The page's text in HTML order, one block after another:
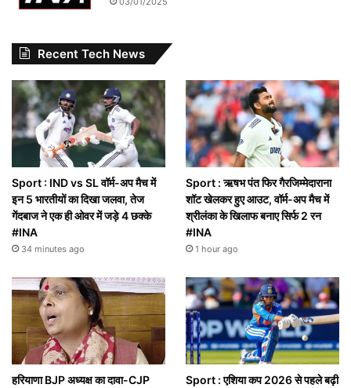
Recent Tech News
Sport : IND vs SL वॉर्म-अप मैच में
इन 5 भारतीयों का दिखा जलवा, तेज
गेंदबाज ने एक ही ओवर में जड़े 4 छक्के
#INA
34 minutes ago
Sport : ऋषभ पंत फिर गैरजिम्मेदाराना
शॉट खेलकर हुए आउट, वॉर्म-अप मैच में
श्रीलंका के खिलाफ बनाए सिर्फ 2 रन
#INA
1 hour ago
हरियाणा BJP अध्यक्ष का दावा-CJP
Sport : एशिया कप 2026 से पहले बढ़ी